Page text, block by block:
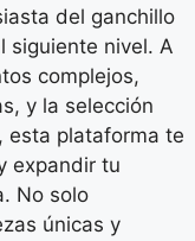
del ganchillo
siguiente nivel. A
complejos,
y la selección
esta plataforma te
expandir tu
No solo
únicas y